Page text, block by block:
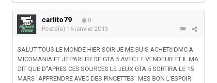
carlito79 0
Posté(e) 16 janvier 2013
SALUT TOUS LE MONDE HIER SOIR JE ME SUIS ACHETé DMC A
MICOMANIA ET JE PARLER DE GTA 5 AVEC LE VENDEUR ET IL MA
DIT QUE D"APRES CES SOURCES LE JEUX GTA 5 SORTIRA LE 15
MARS "APPRENDRE AVEC DES PINCETTES" MES BON L'ESPOIR